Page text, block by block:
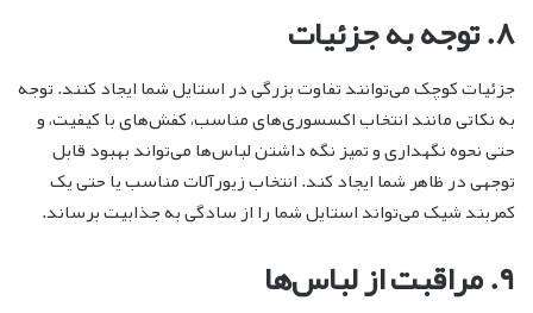
۸. توجه به جزئیات
جزئیات کوچک می‌توانند تفاوت بزرگی در استایل شما ایجاد کنند. توجه
به نکاتی مانند انتخاب اکسسوری‌های مناسب، کفش‌های با کیفیت، و
حتی نحوه نگهداری و تمیز نگه داشتن لباس‌ها می‌تواند بهبود قابل
توجهی در ظاهر شما ایجاد کند. انتخاب زیورآلات مناسب یا حتی یک
کمربند شیک می‌تواند استایل شما را از سادگی به جذابیت برساند.
۹. مراقبت از لباس‌ها